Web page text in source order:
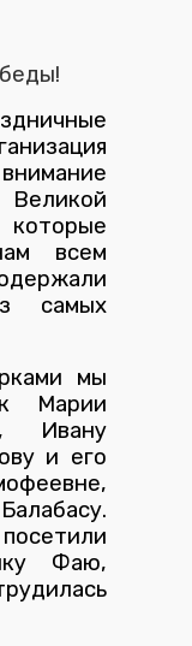
которые
всем
самых
мы
Марии
Ивану
и его
Фаю,